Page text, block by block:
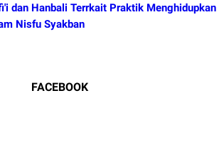
dan Hanbali Terrkait Praktik Menghidupkan
Nisfu Syakban
FACEBOOK